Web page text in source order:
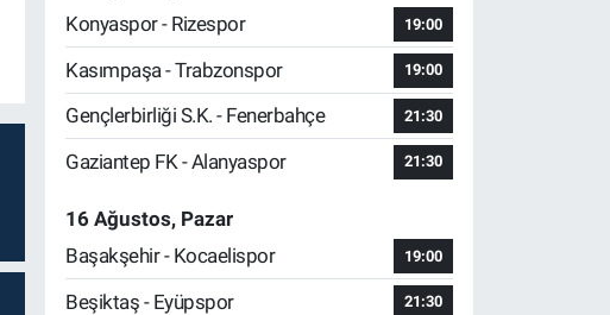
Konyaspor - Rizespor
19:00
Kasımpaşa - Trabzonspor 19:00
Gençlerbirliği S.K. - Fenerbahçe 21:30
Gaziantep FK - Alanyaspor 21:30
16 Ağustos, Pazar
Başakşehir - Kocaelispor
19:00
Beşiktaş - Eyüpspor 21:30